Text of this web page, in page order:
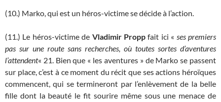
(10.) Marko, qui est un héros-victime se décide à l’action.
(11.) Le héros-victime de Vladimir Propp fait ici « ses premiers
pas sur une route sans recherches, où toutes sortes d’aventures
l’attendent« 21. Bien que « les aventures » de Marko se passent
sur place, c’est à ce moment du récit que ses actions héroïques
commencent, qui se termineront par l’enlèvement de la belle
fille dont la beauté le fit sourire même sous une menace de